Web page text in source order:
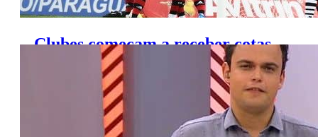
Clubes começam a receber cotas
de TV do Campeonato Brasileiro